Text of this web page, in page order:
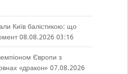
Київ балістикою: що
08.08.2026 03:16
Європи з
«дракон» 07.08.2026